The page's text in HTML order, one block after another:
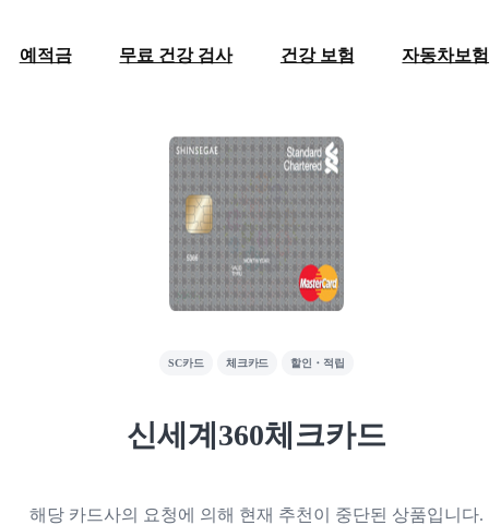
예적금 무료 건강 검사 건강 보험 자동차보험
SC카드 체크카드 할인・적립
신세계360체크카드
해당 카드사의 요청에 의해 현재 추천이 중단된 상품입니다.